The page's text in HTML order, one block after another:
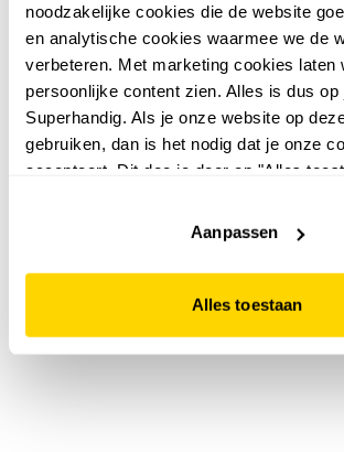
noodzakelijke cookies die de website
en analytische cookies waarmee we de
verbeteren. Met marketing cookies laten
persoonlijke content zien. Alles is dus op
Superhandig. Als je onze website op
gebruiken, dan is het nodig dat je onze
accepteert. Dit doe je door op "Alles
website niet optimaal functioneert.
Aanpassen
Alles toestaan